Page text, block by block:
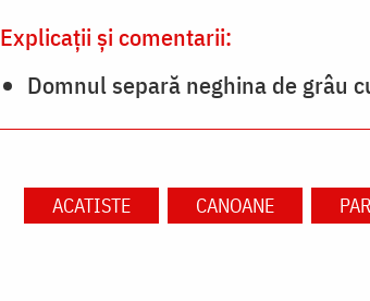
Explicații și comentarii:
Domnul separă neghina de grâu
ACATISTE CANOANE